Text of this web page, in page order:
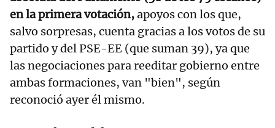
en la primera votación,apoyos con los que,
salvo sorpresas, cuenta gracias a los votos de su
partido y del PSE-EE (que suman 39), ya que
las negociaciones para reeditar gobierno entre
ambas formaciones, van "bien", según
reconoció ayer él mismo.